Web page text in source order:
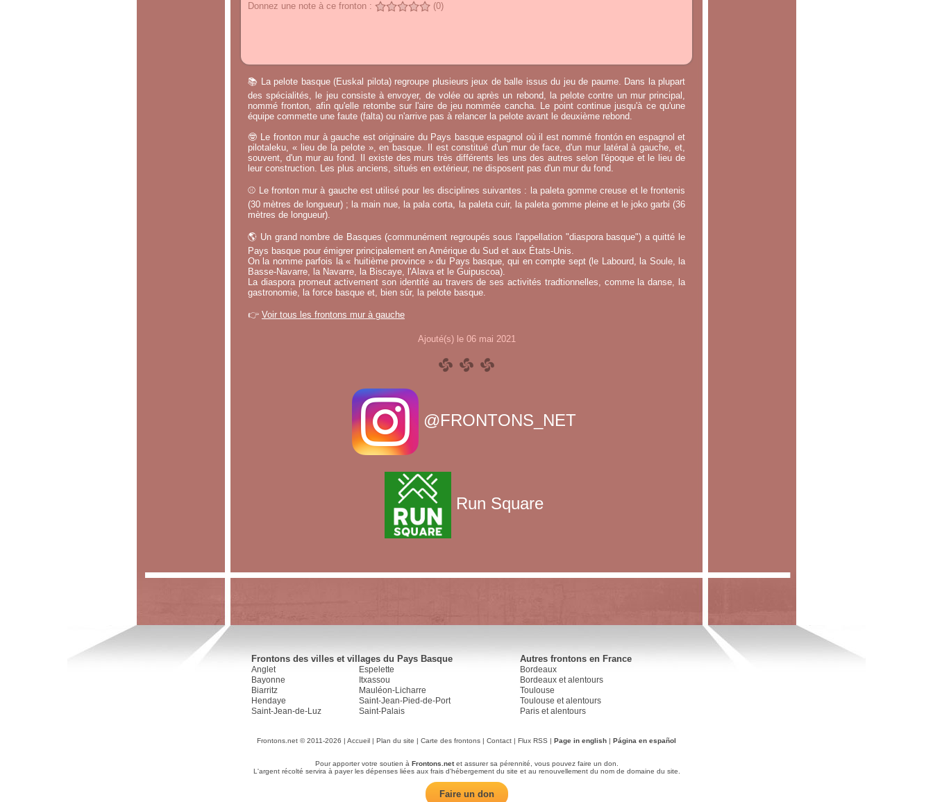
Donnez une note à ce fronton : (0)
📚 La pelote basque (Euskal pilota) regroupe plusieurs jeux de balle issus du jeu de paume. Dans la plupart
des spécialités, le jeu consiste à envoyer, de volée ou après un rebond, la pelote contre un mur principal,
nommé fronton, afin qu'elle retombe sur l'aire de jeu nommée cancha. Le point continue jusqu'à ce qu'une
équipe commette une faute (falta) ou n'arrive pas à relancer la pelote avant le deuxième rebond.
🤓 Le fronton mur à gauche est originaire du Pays basque espagnol où il est nommé frontón en espagnol et
pilotaleku, « lieu de la pelote », en basque. Il est constitué d'un mur de face, d'un mur latéral à gauche, et,
souvent, d'un mur au fond. Il existe des murs très différents les uns des autres selon l'époque et le lieu de
leur construction. Les plus anciens, situés en extérieur, ne disposent pas d'un mur du fond.
⚾ Le fronton mur à gauche est utilisé pour les disciplines suivantes : la paleta gomme creuse et le frontenis
(30 mètres de longueur) ; la main nue, la pala corta, la paleta cuir, la paleta gomme pleine et le joko garbi (36
mètres de longueur).
🌎 Un grand nombre de Basques (communément regroupés sous l'appellation "diaspora basque") a quitté le
Pays basque pour émigrer principalement en Amérique du Sud et aux États-Unis.
On la nomme parfois la « huitième province » du Pays basque, qui en compte sept (le Labourd, la Soule, la
Basse-Navarre, la Navarre, la Biscaye, l'Alava et le Guipuscoa).
La diaspora promeut activement son identité au travers de ses activités tradtionnelles, comme la danse, la
gastronomie, la force basque et, bien sûr, la pelote basque.
👉 Voir tous les frontons mur à gauche
Ajouté(s) le 06 mai 2021
@FRONTONS_NET
Run Square
Frontons des villes et villages du Pays Basque
Anglet
Bayonne
Biarritz
Hendaye
Saint-Jean-de-Luz
Espelette
Itxassou
Mauléon-Licharre
Saint-Jean-Pied-de-Port
Saint-Palais
Autres frontons en France
Bordeaux
Bordeaux et alentours
Toulouse
Toulouse et alentours
Paris et alentours
Frontons.net © 2011-2026 | Accueil | Plan du site | Carte des frontons | Contact | Flux RSS | Page in english | Página en español
Pour apporter votre soutien à Frontons.netet assurer sa pérennité, vous pouvez faire un don.
L'argent récolté servira à payer les dépenses liées aux frais d'hébergement du site et au renouvellement du nom de domaine du site.
Faire un don